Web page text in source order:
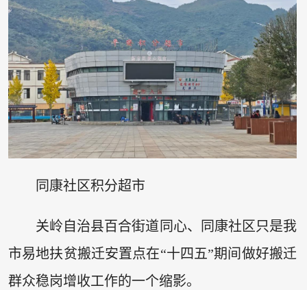
同康社区积分超市
关岭自治县百合街道同心、同康社区只是我
市易地扶贫搬迁安置点在“十四五”期间做好搬迁
群众稳岗增收工作的一个缩影。